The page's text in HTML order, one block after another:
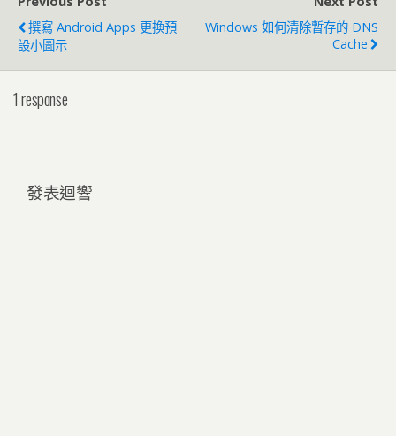
撰寫 Android Apps 更換預
設小圖示
Windows 如何清除暫存的 DNS
Cache
1 response
發表迴響